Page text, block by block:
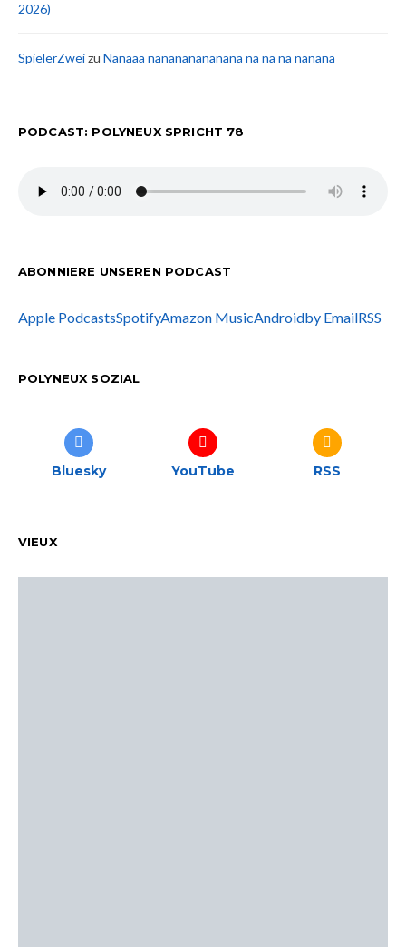
2026)
SpielerZweizu Nanaaa nanananananana na na na nanana
PODCAST: POLYNEUX SPRICHT 78
ABONNIERE UNSEREN PODCAST
Apple PodcastsSpotifyAmazon MusicAndroidby EmailRSS
POLYNEUX SOZIAL
Bluesky YouTube RSS
VIEUX